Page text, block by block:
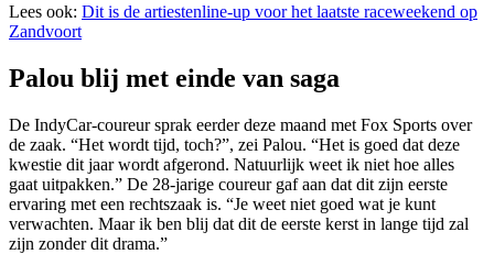
Lees ook: Dit is de artiestenline-up voor het laatste raceweekend op
Zandvoort
Palou blij met einde van saga
De IndyCar-coureur sprak eerder deze maand met Fox Sports over
de zaak. “Het wordt tijd, toch?”, zei Palou. “Het is goed dat deze
kwestie dit jaar wordt afgerond. Natuurlijk weet ik niet hoe alles
gaat uitpakken.” De 28-jarige coureur gaf aan dat dit zijn eerste
ervaring met een rechtszaak is. “Je weet niet goed wat je kunt
verwachten. Maar ik ben blij dat dit de eerste kerst in lange tijd zal
zijn zonder dit drama.”